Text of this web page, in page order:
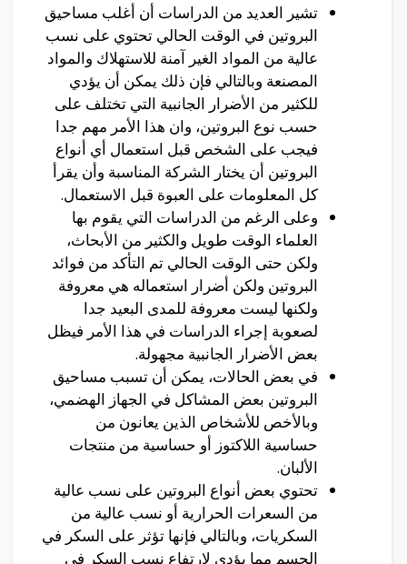
تشير العديد من الدراسات أن أغلب مساحيق
البروتين في الوقت الحالي تحتوي على نسب
عالية من المواد الغير آمنة للاستهلاك والمواد
المصنعة وبالتالي فإن ذلك يمكن أن يؤدي
للكثير من الأضرار الجانبية التي تختلف على
حسب نوع البروتين، وان هذا الأمر مهم جدا
فيجب على الشخص قبل استعمال أي أنواع
البروتين أن يختار الشركة المناسبة وأن يقرأ
كل المعلومات على العبوة قبل الاستعمال.
وعلى الرغم من الدراسات التي يقوم بها
العلماء الوقت طويل والكثير من الأبحاث،
ولكن حتى الوقت الحالي تم التأكد من فوائد
البروتين ولكن أضرار استعماله هي معروفة
ولكنها ليست معروفة للمدى البعيد جدا
لصعوبة إجراء الدراسات في هذا الأمر فيظل
بعض الأضرار الجانبية مجهولة.
في بعض الحالات، يمكن أن تسبب مساحيق
البروتين بعض المشاكل في الجهاز الهضمي،
وبالأخص للأشخاص الذين يعانون من
حساسية اللاكتوز أو حساسية من منتجات
الألبان.
تحتوي بعض أنواع البروتين على نسب عالية
من السعرات الحرارية أو نسب عالية من
السكريات، وبالتالي فإنها تؤثر على السكر في
الجسم مما يؤدي لارتفاع نسب السكر في